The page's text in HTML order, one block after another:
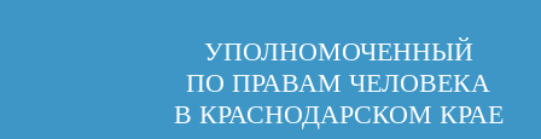
УПОЛНОМОЧЕННЫЙ
ПО ПРАВАМ ЧЕЛОВЕКА
В КРАСНОДАРСКОМ КРАЕ